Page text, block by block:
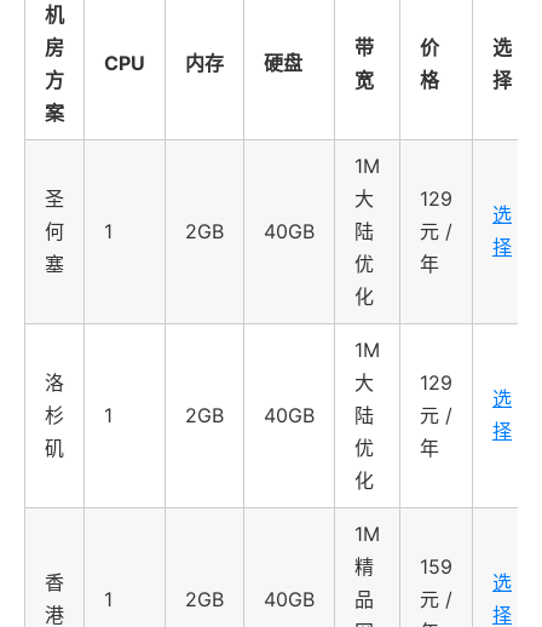
机
房
方
案
CPU 内存 硬盘
带
宽
价
格
选
择
圣
何
塞
1 2GB 40GB
1M
大
陆
优
化
129
元/
年
选
择
洛
杉
矶
1 2GB 40GB
1M
大
陆
优
化
129
元/
年
选
择
香
港
1 2GB 40GB
1M
精
品
159
元/
选
择